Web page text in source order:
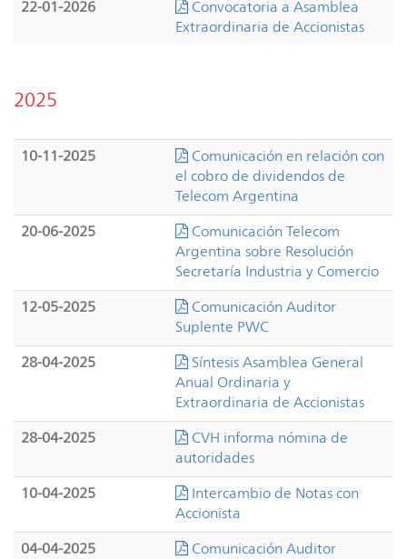
22-01-2026
Convocatoria a Asamblea
Extraordinaria de Accionistas
2025
10-11-2025
Comunicación en relación con
el cobro de dividendos de
Telecom Argentina
20-06-2025
Comunicación Telecom
Argentina sobre Resolución
Secretaría Industria y Comercio
12-05-2025
Comunicación Auditor
Suplente PWC
28-04-2025
Síntesis Asamblea General
Anual Ordinaria y
Extraordinaria de Accionistas
28-04-2025
CVH informa nómina de
autoridades
10-04-2025
Intercambio de Notas con
Accionista
04-04-2025
Comunicación Auditor